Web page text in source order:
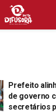
Prefeito
de governo
secretários